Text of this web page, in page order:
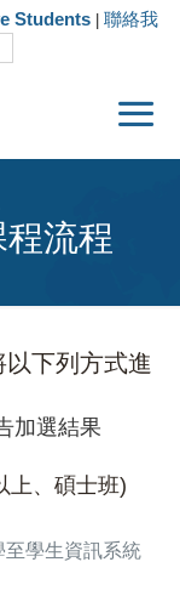
Students
聯絡我
流程
下列方式進
加選結果
上、碩士班)
至學生資訊系統